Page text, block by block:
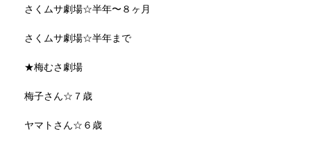
さくムサ劇場☆半年〜８ヶ月
さくムサ劇場☆半年まで
★梅むさ劇場
梅子さん☆７歳
ヤマトさん☆６歳